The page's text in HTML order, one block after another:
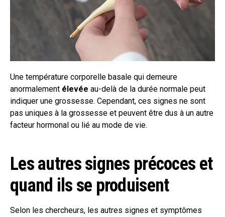
Une température corporelle basale qui demeure
anormalement élevée au-delà de la durée normale peut
indiquer une grossesse. Cependant, ces signes ne sont
pas uniques à la grossesse et peuvent être dus à un autre
facteur hormonal ou lié au mode de vie.
Les autres signes précoces et
quand ils se produisent
Selon les chercheurs, les autres signes et symptômes